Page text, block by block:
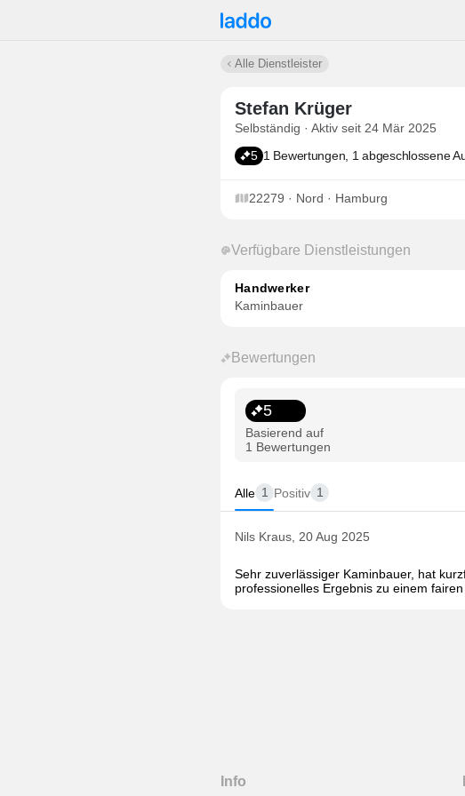
Alle Dienstleister
Stefan Krüger
Selbständig · Aktiv seit 24 Mär 2025
5 1 Bewertungen, 1 abgeschlossene
22279 · Nord · Hamburg
Verfügbare Dienstleistungen
Handwerker
Kaminbauer
Bewertungen
5
Basierend auf
1 Bewertungen
Alle 1 Positiv 1
Nils Kraus, 20 Aug 2025
Sehr zuverlässiger Kaminbauer, hat
professionelles Ergebnis zu einem fairen
Info